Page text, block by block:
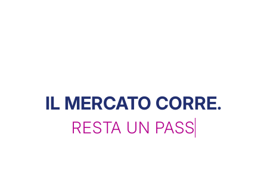
IL MERCATO CORRE.
RESTA UN PASSO